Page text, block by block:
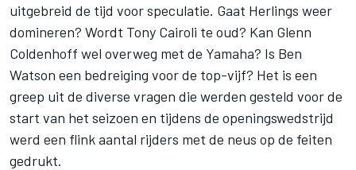
uitgebreid de tijd voor speculatie. Gaat Herlings weer
domineren? Wordt Tony Cairoli te oud? Kan Glenn
Coldenhoff wel overweg met de Yamaha? Is Ben
Watson een bedreiging voor de top-vijf? Het is een
greep uit de diverse vragen die werden gesteld voor de
start van het seizoen en tijdens de openingswedstrijd
werd een flink aantal rijders met de neus op de feiten
gedrukt.